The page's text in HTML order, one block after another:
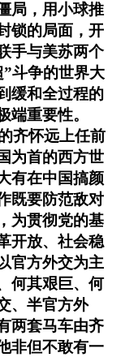
局，用小球推
锁的局面，开
手与美苏两个
斗争的世界大
缓和全过程的
端重要性。
齐怀远上任前
为首的西方世
有在中国搞颜
既要防范敌对
为贯彻党的基
开放、社会稳
官方外交为主
何其艰巨、何
、半官方外
两套马车由齐
非但不敢有一